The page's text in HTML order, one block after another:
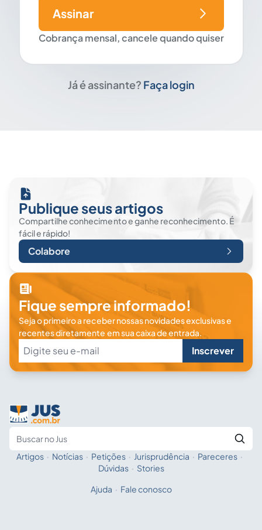
Cobrança mensal, cancele quando quiser
Assinar
Já é assinante? Faça login
Publique seus artigos
Compartilhe conhecimento e ganhe reconhecimento. É
fácil e rápido!
Colabore
Fique sempre informado!
Seja o primeiro a receber nossas novidades exclusivas e
recentes diretamente em sua caixa de entrada.
Inscrever
Fale com a IA
Artigos · Notícias · Petições · Jurisprudência · Pareceres ·
Dúvidas · Stories
Ajuda · Fale conosco